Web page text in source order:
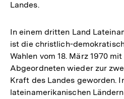
Landes.
In einem dritten Land
ist die christlich-
Wahlen vom 18. März 1970 mit
Abgeordneten wieder zur
Kraft des Landes geworden.
lateinamerikanischen